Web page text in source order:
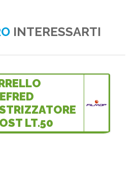
INTERESSARTI
LT.50